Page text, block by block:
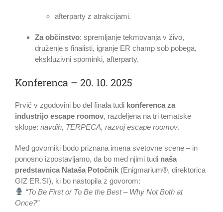
afterparty z atrakcijami.
Za občinstvo: spremljanje tekmovanja v živo,
druženje s finalisti, igranje ER champ sob pobega,
ekskluzivni spominki, afterparty.
Konferenca – 20. 10. 2025
Prvič v zgodovini bo del finala tudi konferenca za
industrijo escape roomov, razdeljena na tri tematske
sklope: navdih, TERPECA, razvoj escape roomov.
Med govorniki bodo priznana imena svetovne scene – in
ponosno izpostavljamo, da bo med njimi tudi naša
predstavnica Nataša Potočnik (Enigmarium®, direktorica
GIZ ER.SI), ki bo nastopila z govorom:
“To Be First or To Be the Best – Why Not Both at
Once?”